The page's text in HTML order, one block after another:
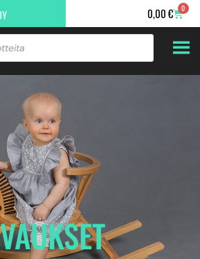
0,00€ 0